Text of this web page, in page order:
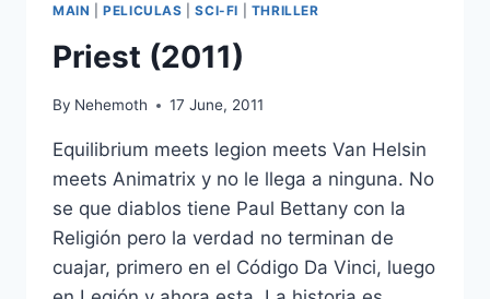
MAIN |PELICULAS |SCI-FI THRILLER
Priest (2011)
By Nehemoth 17 June, 2011
Equilibrium meets legion meets Van Helsin
meets Animatrix y no le llega a ninguna. No
se que diablos tiene Paul Bettany con la
Religión pero la verdad no terminan de
cuajar, primero en el Código Da Vinci, luego